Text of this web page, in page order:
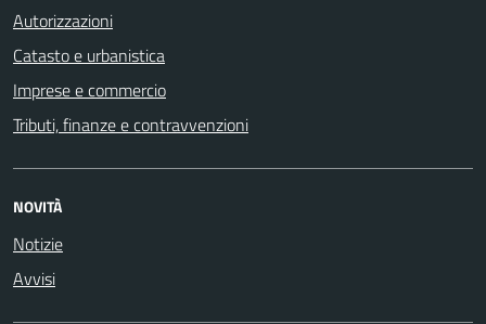
Autorizzazioni
Catasto e urbanistica
Imprese e commercio
Tributi, finanze e contravvenzioni
NOVITÀ
Notizie
Avvisi